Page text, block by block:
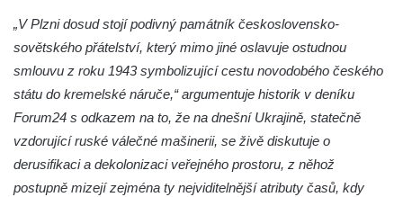
Socha svatého Vincence Ferrerského na
nádvoří kláštera dominikánů v Českých
Budějovicích
Socha svatého Zachariáše na nádvoří
kláštera dominikánů v Českých
„V Plzni dosud stojí podivný památník československo-
sovětského přátelství, který mimo jiné oslavuje ostudnou
smlouvu z roku 1943 symbolizující cestu novodobého českého
státu do kremelské náruče,“ argumentuje historik v deníku
Forum24 s odkazem na to, že na dnešní Ukrajině, statečně
vzdorující ruské válečné mašinerii, se živě diskutuje o
derusifikaci a dekolonizaci veřejného prostoru, z něhož
postupně mizejí zejména ty nejviditelnější atributy časů, kdy